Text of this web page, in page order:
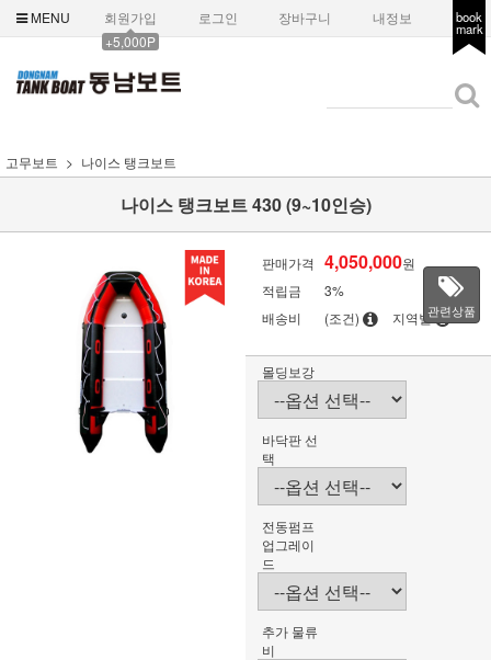
MENU
회원가입
+5,000P
로그인 장바구니 내정보 book
mark
고무보트 나이스 탱크보트
나이스 탱크보트 430 (9~10인승)
판매가격 4,050,000원
적립금
3%
배송비
(조건) 지역별관련상품
몰딩보강
바닥판 선
택
전동펌프
업그레이
드
추가 물류
비